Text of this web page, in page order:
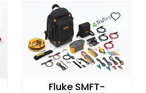
Fluke SMFT-